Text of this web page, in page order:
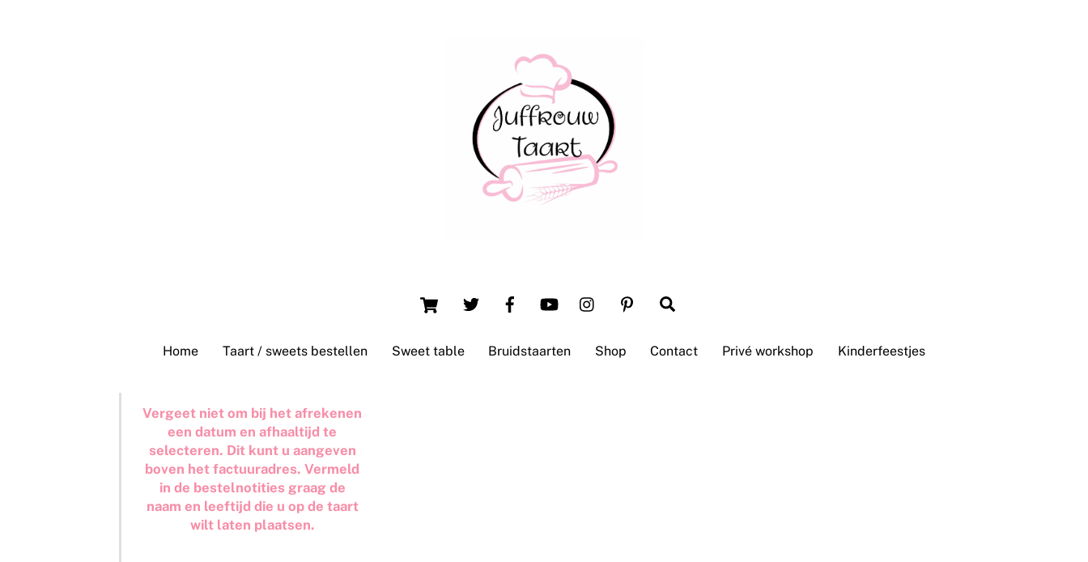
Cart
Home Taart / sweets bestellen Sweet table Bruidstaarten Shop Contact Privé workshop Kinderfeestjes
Vergeet niet om bij het afrekenen
een datum en afhaaltijd te
selecteren. Dit kunt u aangeven
boven het factuuradres. Vermeld
in de bestelnotities graag de
naam en leeftijd die u op de taart
wilt laten plaatsen.
Top